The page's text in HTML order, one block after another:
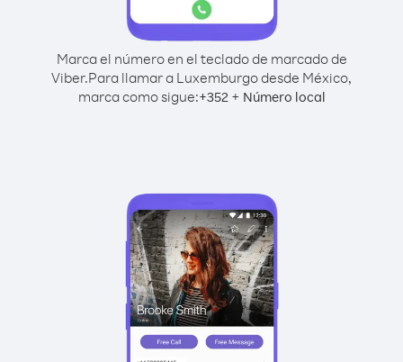
Marca el número en el teclado de marcado de
Viber.Para llamar a Luxemburgo desde México,
marca como sigue:+352+ Número local